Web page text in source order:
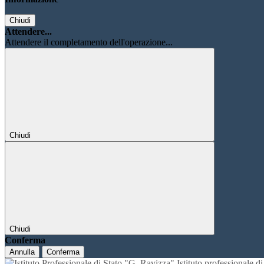
Chiudi
Attendere...
Attendere il completamento dell'operazione...
Chiudi
Chiudi
Conferma
Annulla Conferma